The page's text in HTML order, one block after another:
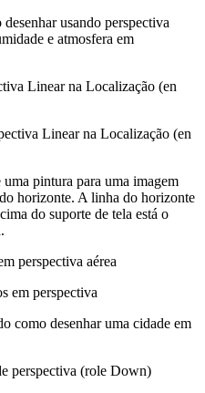
usando perspectiva
e atmosfera em
Linear na Localização (en
pintura para uma imagem
horizonte. A linha do horizonte
do suporte de tela está o
perspectiva aérea
como desenhar uma cidade em
perspectiva (role Down)